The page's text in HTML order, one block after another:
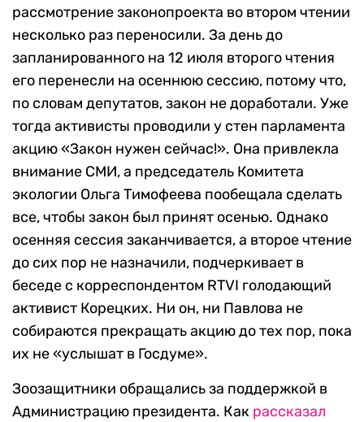
рассмотрение законопроекта во втором чтении
несколько раз переносили. За день до
запланированного на 12 июля второго чтения
его перенесли на осеннюю сессию, потому что,
по словам депутатов, закон не доработали. Уже
тогда активисты проводили у стен парламента
акцию «Закон нужен сейчас!». Она привлекла
внимание СМИ, а председатель Комитета
экологии Ольга Тимофеева пообещала сделать
все, чтобы закон был принят осенью. Однако
осенняя сессия заканчивается, а второе чтение
до сих пор не назначили, подчеркивает в
беседе с корреспондентом RTVI голодающий
активист Корецких. Ни он, ни Павлова не
собираются прекращать акцию до тех пор, пока
их не «услышат в Госдуме».
Зоозащитники обращались за поддержкой в
Администрацию президента. Как рассказал